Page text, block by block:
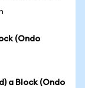
(Ondo
a Block (Ondo